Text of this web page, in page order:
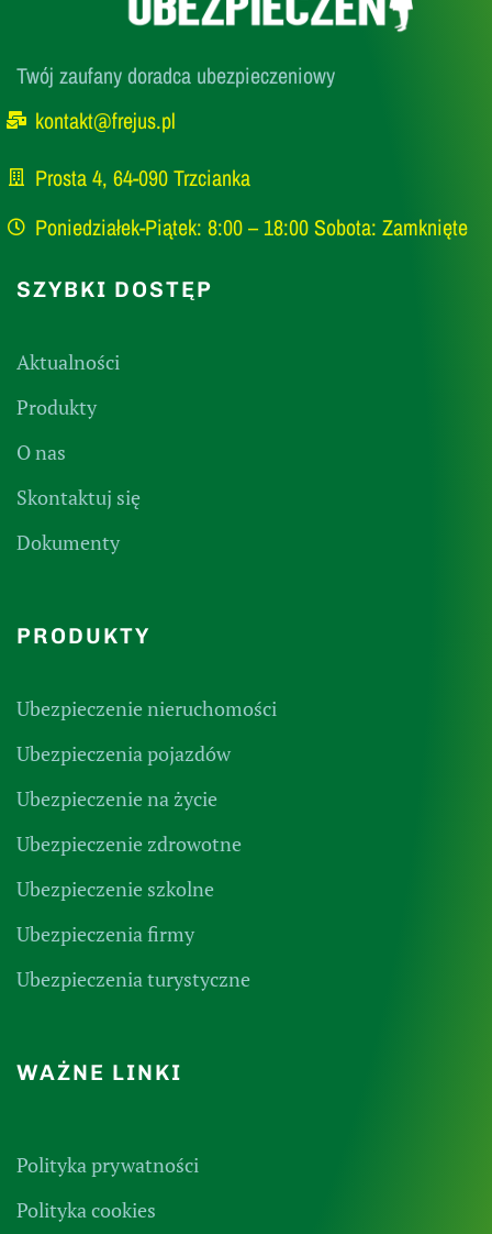
Twój zaufany doradca ubezpieczeniowy
kontakt@frejus.pl
Prosta 4, 64-090 Trzcianka
Poniedziałek-Piątek: 8:00 – 18:00 Sobota: Zamknięte
SZYBKI DOSTĘP
Aktualności
Produkty
O nas
Skontaktuj się
Dokumenty
PRODUKTY
Ubezpieczenie nieruchomości
Ubezpieczenia pojazdów
Ubezpieczenie na życie
Ubezpieczenie zdrowotne
Ubezpieczenie szkolne
Ubezpieczenia firmy
Ubezpieczenia turystyczne
WAŻNE LINKI
Polityka prywatności
Polityka cookies